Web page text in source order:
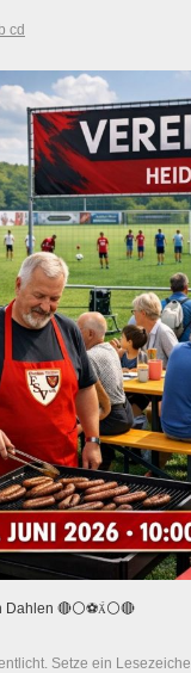
cd
🔴⚪⚽⚪🔴
Setze ein